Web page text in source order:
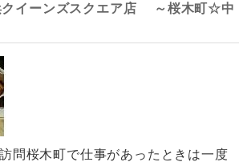
クイーンズスクエア店 ～桜木町☆中
問桜木町で仕事があったときは一度